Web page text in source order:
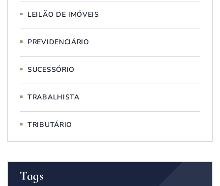
LEILÃO DE IMÓVEIS
PREVIDENCIÁRIO
SUCESSÓRIO
TRABALHISTA
TRIBUTÁRIO
Tags